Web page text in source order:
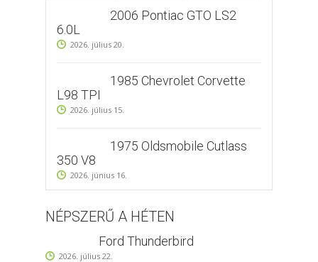
2006 Pontiac GTO LS2
6.0L
2026. július 20.
1985 Chevrolet Corvette
L98 TPI
2026. július 15.
1975 Oldsmobile Cutlass
350 V8
2026. június 16.
NÉPSZERŰ A HÉTEN
Ford Thunderbird
2026. július 22.